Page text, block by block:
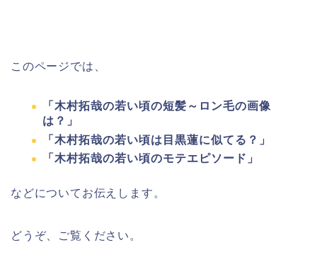
このページでは、
「木村拓哉の若い頃の短髪～ロン毛の画像
は？」
「木村拓哉の若い頃は目黒蓮に似てる？」
「木村拓哉の若い頃のモテエピソード」
などについてお伝えします。
どうぞ、ご覧ください。